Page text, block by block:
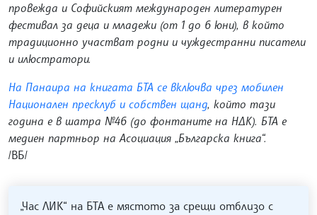
провежда и Софийският международен литературен
фестивал за деца и младежи (от 1 до 6 юни), в който
традиционно участват родни и чуждестранни писатели
и илюстратори.
На Панаира на книгата БТА се включва чрез мобилен
Национален пресклуб и собствен щанд, който тази
година е в шатра №46 (до фонтаните на НДК). БТА е
медиен партньор на Асоциация „Българска книга“.
/ВБ/
„Час ЛИК“ на БТА е мястото за срещи отблизо с